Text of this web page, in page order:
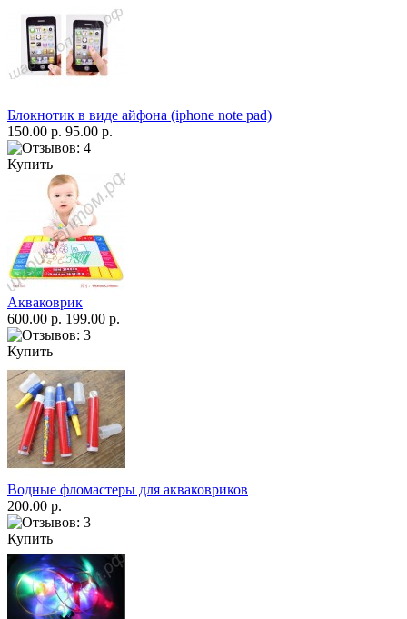
Блокнотик в виде айфона (iphone note pad)
150.00 р. 95.00 р.
Купить
Акваковрик
600.00 р. 199.00 р.
Купить
Водные фломастеры для акваковриков
200.00 р.
Купить